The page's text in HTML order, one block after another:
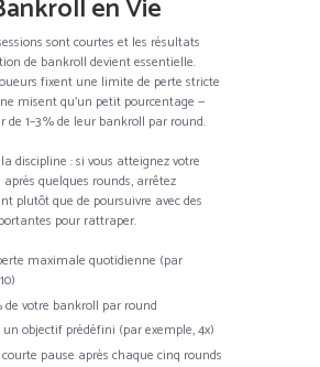
en Vie
sont courtes et les résultats
de bankroll devient essentielle.
fixent une limite de perte stricte
misent qu’un petit pourcentage —
1–3 % de leur bankroll par round.
la discipline : si vous atteignez votre
quelques rounds, arrêtez
plutôt que de poursuivre avec des
pour rattraper.
maximale quotidienne (par
de votre bankroll par round
objectif prédéfini (par exemple, 4x)
pause après chaque cinq rounds